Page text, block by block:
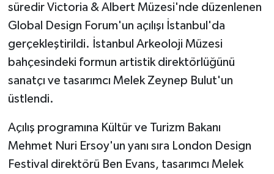
süredir Victoria & Albert Müzesi'nde düzenlenen
Global Design Forum'un açılışı İstanbul'da
gerçekleştirildi. İstanbul Arkeoloji Müzesi
bahçesindeki formun artistik direktörlüğünü
sanatçı ve tasarımcı Melek Zeynep Bulut'un
üstlendi.
Açılış programına Kültür ve Turizm Bakanı
Mehmet Nuri Ersoy'un yanı sıra London Design
Festival direktörü Ben Evans, tasarımcı Melek
MAGAZİN
Otomobil
POLİTİKA
SİYASET